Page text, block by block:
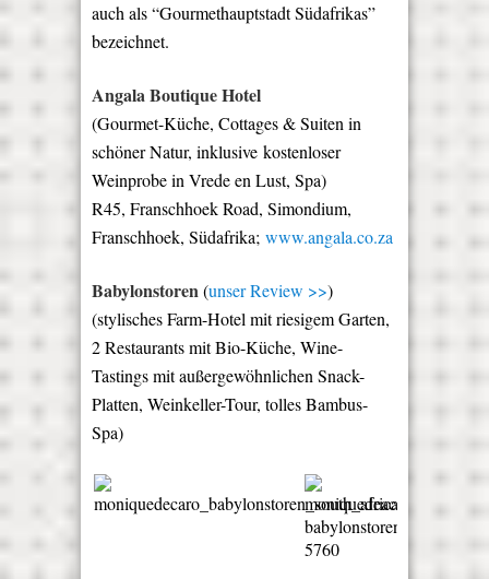
auch als “Gourmethauptstadt Südafrikas”
bezeichnet.
Angala Boutique Hotel
(Gourmet-Küche, Cottages & Suiten in
schöner Natur, inklusive kostenloser
Weinprobe in Vrede en Lust, Spa)
R45, Franschhoek Road, Simondium,
Franschhoek, Südafrika; www.angala.co.za
Babylonstoren(unser Review >>)
(stylisches Farm-Hotel mit riesigem Garten,
2 Restaurants mit Bio-Küche, Wine-
Tastings mit außergewöhnlichen Snack-
Platten, Weinkeller-Tour, tolles Bambus-
Spa)